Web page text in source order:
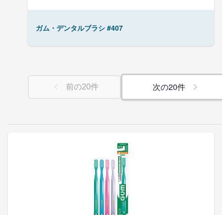
ガム・デンタルブラシ #407
前の20件 次の20件